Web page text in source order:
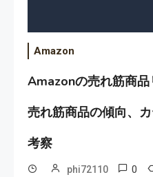
Amazon
Amazonの売れ筋商品
売れ筋商品の傾向、
考察
phi72110 0